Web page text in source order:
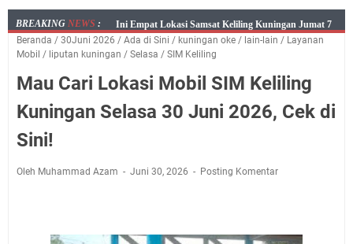
BREAKING NEWS :
Jumat 7 Agustus 2026 Mobil SIM Keliling Ada di
Kecamatan Sindangagung
Dicabut Dari Hidupmu, Kamu Akan Tetap Berjalan
Kelaparan Meskipun Memiliki Sekarung Penuh Uang
Salat Lima Waktu itu Bukan Cuma Kewajiban, Tapi
Polres Kuningan dan PAM Tirta Kamuning Salurakan
Beranda / 30Juni 2026 / Ada di Sini / kuningan oke / lain-lain / Layanan
Mobil / liputan kuningan / Selasa / SIM Keliling
Mau Cari Lokasi Mobil SIM Keliling
Kuningan Selasa 30 Juni 2026, Cek di
Sini!
Oleh Muhammad Azam Juni 30, 2026 Posting Komentar